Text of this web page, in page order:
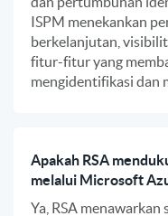
ISPM menekankan
berkelanjutan,
fitur-fitur yang
mengidentifikasi dan
Apakah RSA
melalui Microsoft
Ya, RSA